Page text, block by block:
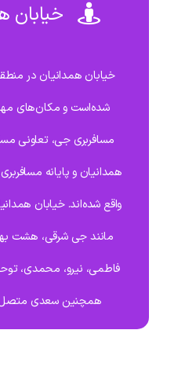
خیابان
شده‌است و مکان‌های
مسافربری جی، تعاونی
واقع شده‌اند. خیابان
مانند جی شرقی، هشت
فاطمی، نیرو، محمدی،
همچنین سعدی متصل